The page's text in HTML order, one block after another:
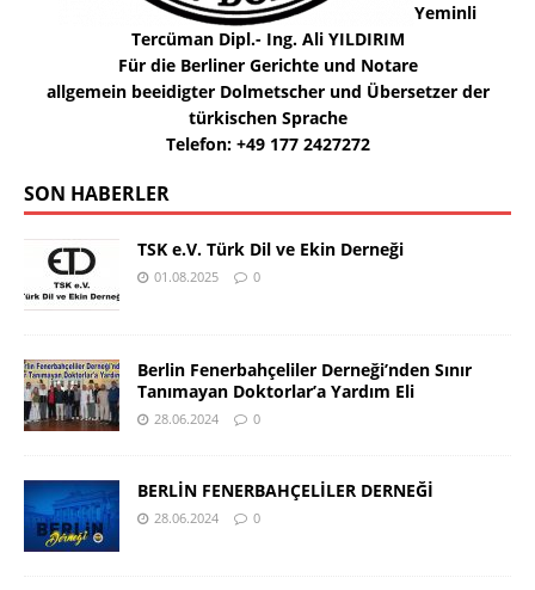
Yeminli
Tercüman Dipl.- Ing. Ali YILDIRIM
Für die Berliner Gerichte und Notare
allgemein beeidigter Dolmetscher und Übersetzer der
türkischen Sprache
Telefon: +49 177 2427272
SON HABERLER
TSK e.V. Türk Dil ve Ekin Derneği
01.08.2025 0
Berlin Fenerbahçeliler Derneği’nden Sınır
Tanımayan Doktorlar’a Yardım Eli
28.06.2024 0
BERLİN FENERBAHÇELİLER DERNEĞİ
28.06.2024 0